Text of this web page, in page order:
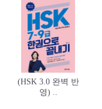
(HSK 3.0 완벽 반
영) ..